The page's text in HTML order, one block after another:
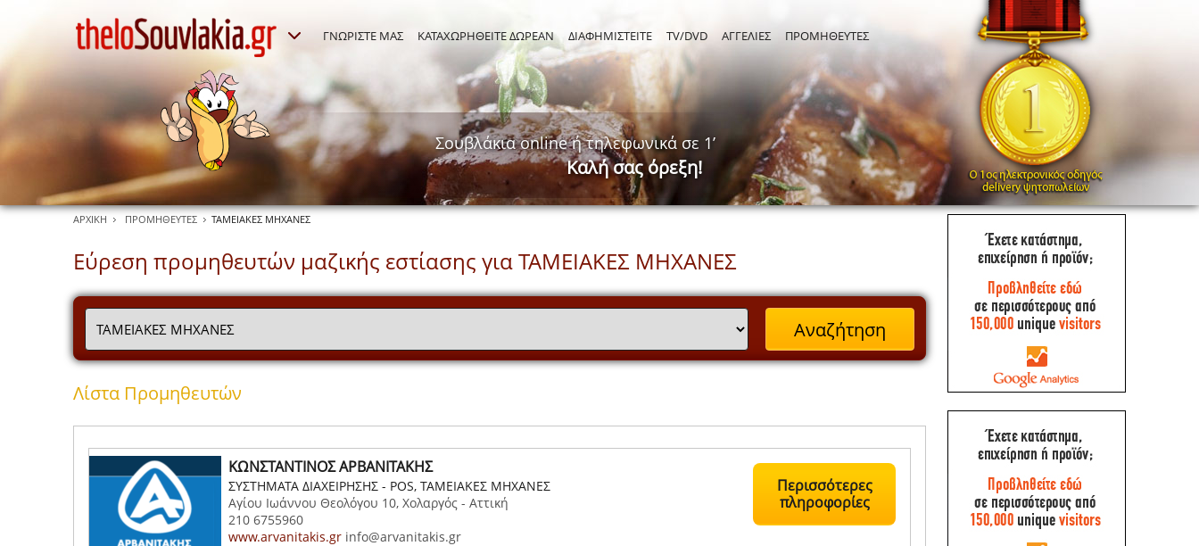
ΓΝΩΡΙΣΤΕ ΜΑΣ ΚΑΤΑΧΩΡΗΘΕΙΤΕ ΔΩΡΕΑΝ ΔΙΑΦΗΜΙΣΤΕΙΤΕ TV/DVD ΑΓΓΕΛΙΕΣ ΠΡΟΜΗΘΕΥΤΕΣ
Σουβλάκια online ή τηλεφωνικά σε 1’
Καλή σας όρεξη!
ΑΡΧΙΚΗ ΠΡΟΜΗΘΕΥΤΕΣ ΤΑΜΕΙΑΚΕΣ ΜΗΧΑΝΕΣ
Εύρεση προμηθευτών μαζικής εστίασης για ΤΑΜΕΙΑΚΕΣ ΜΗΧΑΝΕΣ
Λίστα Προμηθευτών
ΚΩΝΣΤΑΝΤΙΝΟΣ ΑΡΒΑΝΙΤΑΚΗΣ
ΣΥΣΤΗΜΑΤΑ ΔΙΑΧΕΙΡΗΣΗΣ - POS, ΤΑΜΕΙΑΚΕΣ ΜΗΧΑΝΕΣ
Αγίου Ιωάννου Θεολόγου 10, Χολαργός - Αττική
210 6755960
www.arvanitakis.gr info@arvanitakis.gr
Περισσότερες
πληροφορίες